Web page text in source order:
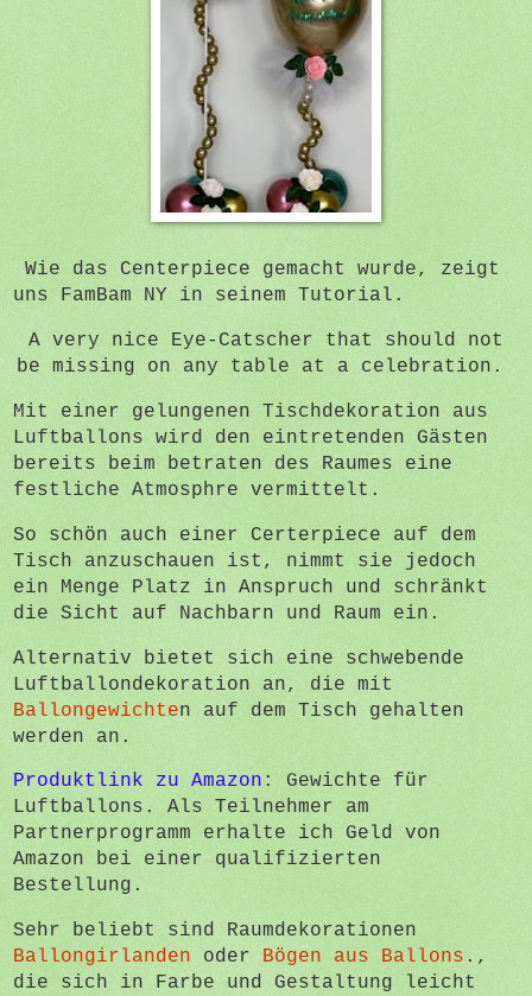
Wie das Centerpiece gemacht wurde, zeigt
uns FamBam NY in seinem Tutorial.
A very nice Eye-Catscher that should not
be missing on any table at a celebration.
Mit einer gelungenen Tischdekoration aus
Luftballons wird den eintretenden Gästen
bereits beim betraten des Raumes eine
festliche Atmosphre vermittelt.
So schön auch einer Certerpiece auf dem
Tisch anzuschauen ist, nimmt sie jedoch
ein Menge Platz in Anspruch und schränkt
die Sicht auf Nachbarn und Raum ein.
Alternativ bietet sich eine schwebende
Luftballondekoration an, die mit
Ballongewichten auf dem Tisch gehalten
werden an.
Produktlink zu Amazon : Gewichte für
Luftballons. Als Teilnehmer am
Partnerprogramm erhalte ich Geld von
Amazon bei einer qualifizierten
Bestellung.
Sehr beliebt sind Raumdekorationen
Ballongirlanden oder Bögen aus Ballons .,
die sich in Farbe und Gestaltung leicht